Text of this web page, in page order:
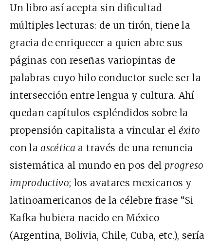
Un libro así acepta sin dificultad
múltiples lecturas: de un tirón, tiene la
gracia de enriquecer a quien abre sus
páginas con reseñas variopintas de
palabras cuyo hilo conductor suele ser la
intersección entre lengua y cultura. Ahí
quedan capítulos espléndidos sobre la
propensión capitalista a vincular el éxito
con laascética a través de una renuncia
sistemática al mundo en pos del progreso
improductivo; los avatares mexicanos y
latinoamericanos de la célebre frase “Si
Kafka hubiera nacido en México
(Argentina, Bolivia, Chile, Cuba, etc.), sería